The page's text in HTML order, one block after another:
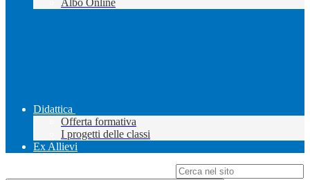
Albo Online
Didattica
Offerta formativa
I progetti delle classi
Ex Allievi